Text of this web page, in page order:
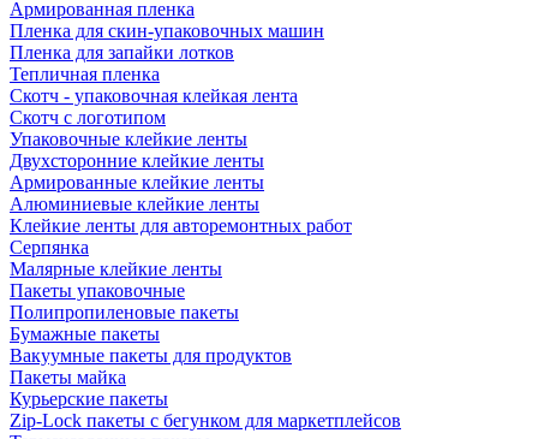
Армированная пленка
Пленка для скин-упаковочных машин
Пленка для запайки лотков
Тепличная пленка
Скотч - упаковочная клейкая лента
Скотч с логотипом
Упаковочные клейкие ленты
Двухсторонние клейкие ленты
Армированные клейкие ленты
Алюминиевые клейкие ленты
Клейкие ленты для авторемонтных работ
Серпянка
Малярные клейкие ленты
Пакеты упаковочные
Полипропиленовые пакеты
Бумажные пакеты
Вакуумные пакеты для продуктов
Пакеты майка
Курьерские пакеты
Zip-Lock пакеты с бегунком для маркетплейсов